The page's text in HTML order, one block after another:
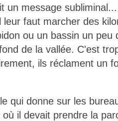
un message
leur faut marcher des
ou un bassin un peu
de la vallée. C'est
ils réclament un
qui donne sur les
il devait prendre la